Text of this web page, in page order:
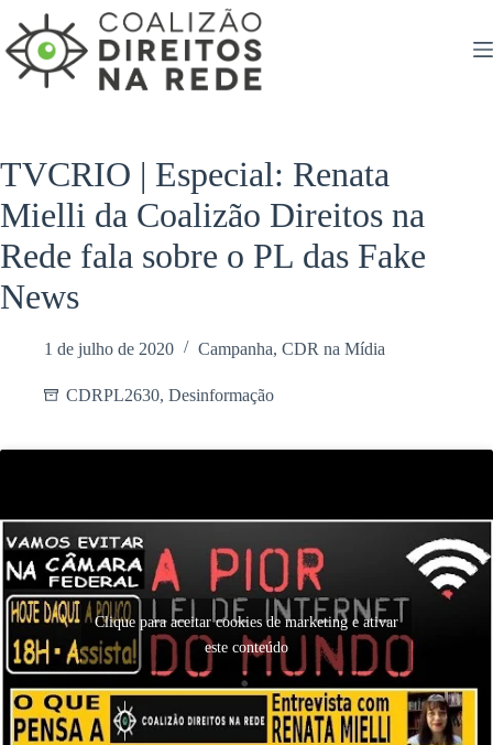
para
o
conteúdo
TVCRIO | Especial: Renata
Mielli da Coalizão Direitos na
Rede fala sobre o PL das Fake
News
1 de julho de 2020 Campanha, CDR na Mídia
CDRPL2630, Desinformação
Clique para aceitar cookies de marketing e ativar
este conteúdo